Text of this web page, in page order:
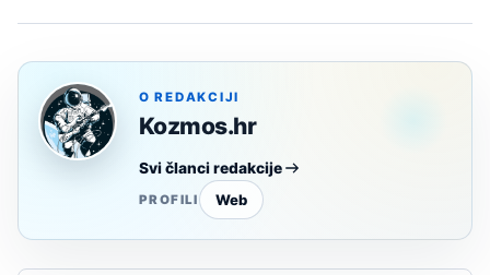
O REDAKCIJI
Kozmos.hr
Svi članci redakcije
PROFILI Web